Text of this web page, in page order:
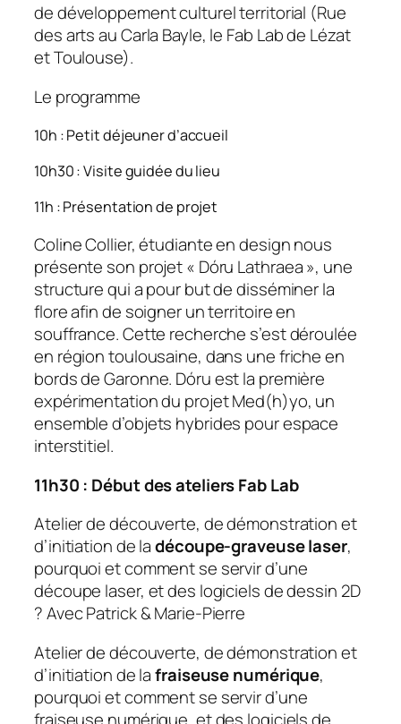
de développement culturel territorial (Rue
des arts au Carla Bayle, le Fab Lab de Lézat
et Toulouse).
Le programme
10h : Petit déjeuner d’accueil
10h30 : Visite guidée du lieu
11h : Présentation de projet
Coline Collier, étudiante en design nous
présente son projet « Dóru Lathraea », une
structure qui a pour but de disséminer la
flore afin de soigner un territoire en
souffrance. Cette recherche s’est déroulée
en région toulousaine, dans une friche en
bords de Garonne. Dóru est la première
expérimentation du projet Med(h)yo, un
ensemble d’objets hybrides pour espace
interstitiel.
11h30 : Début des ateliers Fab Lab
Atelier de découverte, de démonstration et
d’initiation de ladécoupe-graveuse laser,
pourquoi et comment se servir d’une
découpe laser, et des logiciels de dessin 2D
? Avec Patrick & Marie-Pierre
Atelier de découverte, de démonstration et
d’initiation de lafraiseuse numérique,
pourquoi et comment se servir d’une
fraiseuse numérique, et des logiciels de